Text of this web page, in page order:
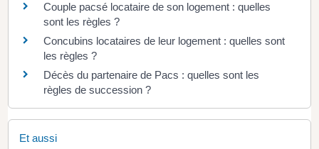
Couple pacsé locataire de son logement : quelles
sont les règles ?
Concubins locataires de leur logement : quelles sont
les règles ?
Décès du partenaire de Pacs : quelles sont les
règles de succession ?
Et aussi